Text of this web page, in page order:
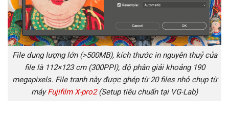
File dung lượng lớn (>500MB), kích thước in nguyên thuỷ của
file là 112×123 cm (300PPI), độ phân giải khoảng 190
megapixels. File tranh này được ghép từ 20 files nhỏ chụp từ
máyFujifilm X-pro2(Setup tiêu chuẩn tại VG-Lab)